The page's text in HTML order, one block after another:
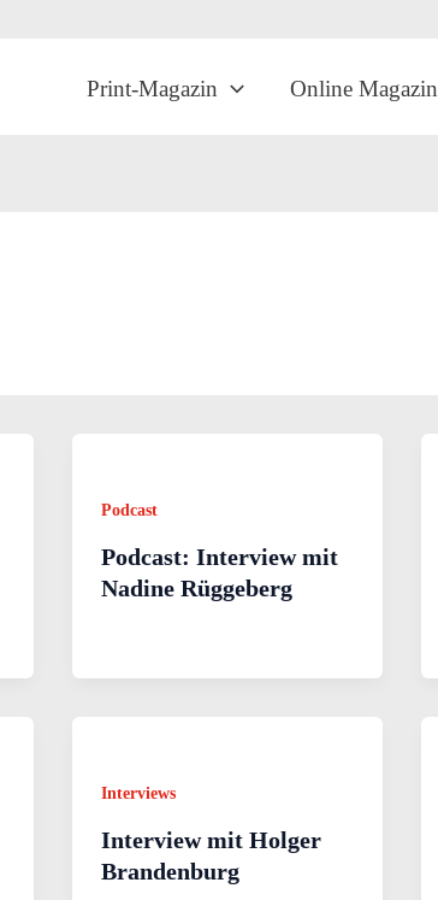
Print-Magazin Online Magazin
Podcast
Podcast: Interview mit
Nadine Rüggeberg
Interviews
Interview mit Holger
Brandenburg